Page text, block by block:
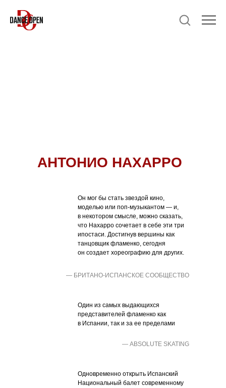
АНТОНИО НАХАРРО
Одновременно открыть Испанский
Национальный балет современному
Один из самых выдающихся
представителей фламенко как
в Испании, так и за ее пределами
— ABSOLUTE SKATING
Он мог бы стать звездой кино,
моделью или поп-музыкантом — и,
в некотором смысле, можно сказать,
что Нахарро сочетает в себе эти три
ипостаси. Достигнув вершины как
танцовщик фламенко, сегодня
он создает хореографию для других.
— БРИТАНО-ИСПАНСКОЕ СООБЩЕСТВО